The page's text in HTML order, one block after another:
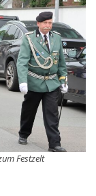
Festzelt